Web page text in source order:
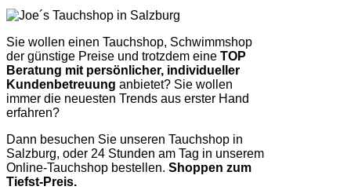
Sie wollen einen Tauchshop, Schwimmshop
der günstige Preise und trotzdem eine TOP
Beratung mit persönlicher, individueller
Kundenbetreuung anbietet? Sie wollen
immer die neuesten Trends aus erster Hand
erfahren?
Dann besuchen Sie unseren Tauchshop in
Salzburg, oder 24 Stunden am Tag in unserem
Online-Tauchshop bestellen. Shoppen zum
Tiefst-Preis.